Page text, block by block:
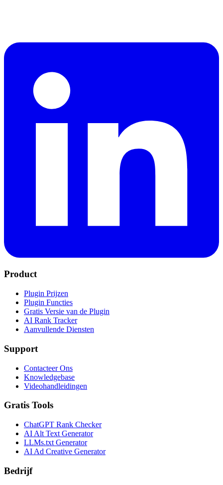
Product
Plugin Prijzen
Plugin Functies
Gratis Versie van de Plugin
AI Rank Tracker
Aanvullende Diensten
Support
Contacteer Ons
Knowledgebase
Videohandleidingen
Gratis Tools
ChatGPT Rank Checker
AI Alt Text Generator
LLMs.txt Generator
AI Ad Creative Generator
Bedrijf